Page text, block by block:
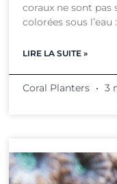
coraux ne sont pas
colorées sous
LIRE LA SUITE »
Coral Planters 3